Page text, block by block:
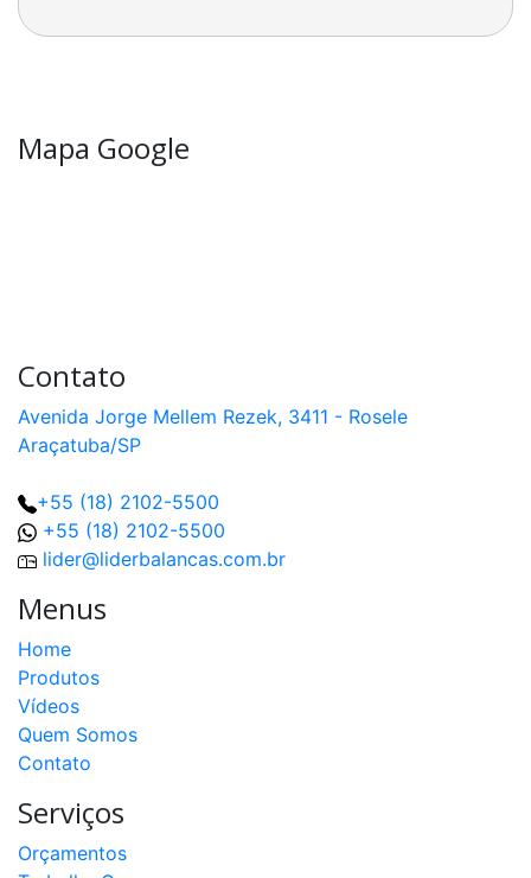
Mapa Google
Contato
Avenida Jorge Mellem Rezek, 3411 - Rosele
Araçatuba/SP
+55 (18) 2102-5500
+55 (18) 2102-5500
lider@liderbalancas.com.br
Menus
Home
Produtos
Vídeos
Quem Somos
Contato
Serviços
Orçamentos